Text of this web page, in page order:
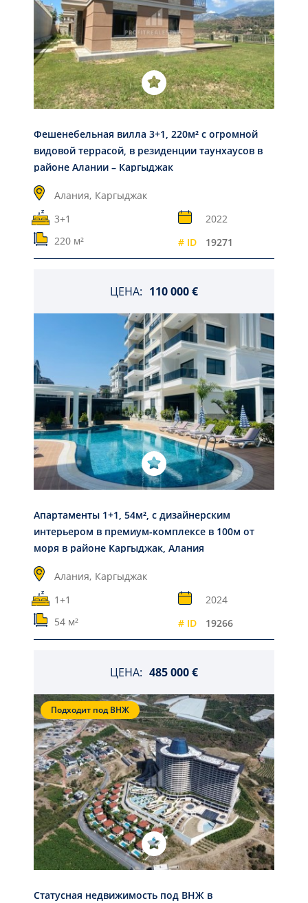
Фешенебельная вилла 3+1, 220м² с огромной
видовой террасой, в резиденции таунхаусов в
районе Алании – Каргыджак
Алания, Каргыджак
3+1
2022
220 м²
# ID 19271
ЦЕНА: 110 000 €
Апартаменты 1+1, 54м², с дизайнерским
интерьером в премиум-комплексе в 100м от
моря в районе Каргыджак, Алания
Алания, Каргыджак
1+1
2024
54 м²
# ID 19266
ЦЕНА: 485 000 €
Подходит под ВНЖ
Статусная недвижимость под ВНЖ в